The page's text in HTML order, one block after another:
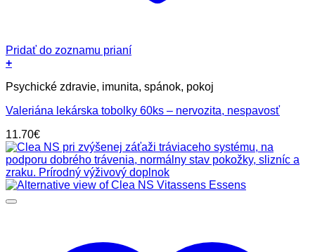
Pridať do zoznamu prianí
+
Psychické zdravie, imunita, spánok, pokoj
Valeriána lekárska tobolky 60ks – nervozita, nespavosť
11.70€